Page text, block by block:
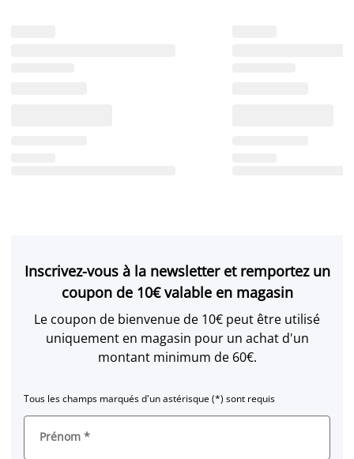
Inscrivez-vous à la newsletter et remportez un
coupon de 10€ valable en magasin
Le coupon de bienvenue de 10€ peut être utilisé
uniquement en magasin pour un achat d'un
montant minimum de 60€.
Tous les champs marqués d'un astérisque (*) sont requis
Prénom *